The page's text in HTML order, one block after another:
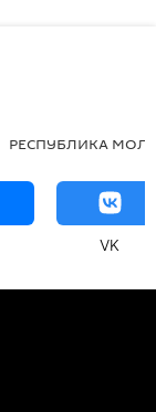
РЕСПУБЛИКА
VK